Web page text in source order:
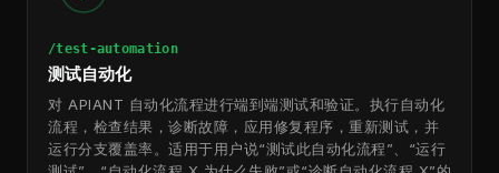
/test-automation
测试自动化
对 APIANT 自动化流程进行端到端测试和验证。执行自动化
流程，检查结果，诊断故障，应用修复程序，重新测试，并
运行分支覆盖率。适用于用户说“测试此自动化流程”、“运行